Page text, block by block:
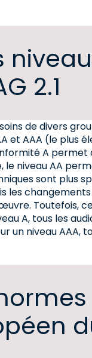
2.1
de divers
et AAA (le plus
A
le niveau AA
sont plus
les
Toutefois,
A, tous les
un niveau AAA,